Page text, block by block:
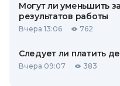
Могут ли уменьшить
результатов работы
Вчера 13:06 762
Следует ли платить
Вчера 09:07 383